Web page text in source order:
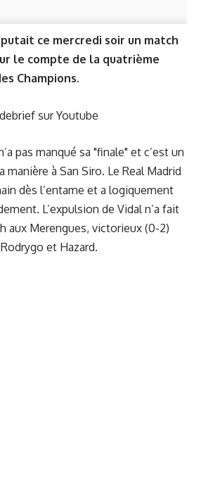
ce mercredi soir un match
le compte de la quatrième
Champions.
sur Youtube
pas manqué sa "finale" et c’est un
manière à San Siro. Le Real Madrid
dès l’entame et a logiquement
L’expulsion de Vidal n’a fait
aux Merengues, victorieux (0-2)
et Hazard.